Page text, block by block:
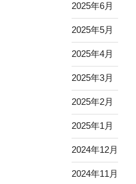
2025年6月
2025年5月
2025年4月
2025年3月
2025年2月
2025年1月
2024年12月
2024年11月